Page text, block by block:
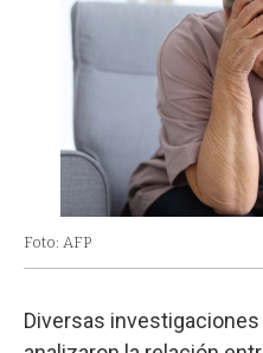
Foto: AFP
Diversas